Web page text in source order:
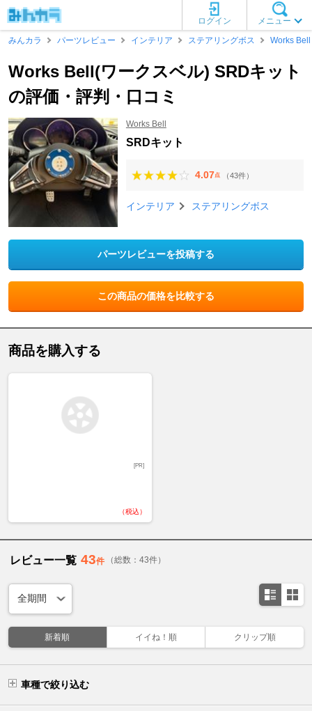
メニュー
ログイン
みんカラ
パーツレビュー インテリア ステアリングボス Works Bell
Works Bell(ワークスベル) SRDキット
の評価・評判・口コミ
Works Bell
SRDキット
4.07点 （43件）
インテリア ステアリングボス
パーツレビューを投稿する
この商品の価格を比較する
商品を購入する
[PR]
（税込）
レビュー一覧 43件 （総数：43件）
新着順 イイね！順 クリップ順
車種で絞り込む